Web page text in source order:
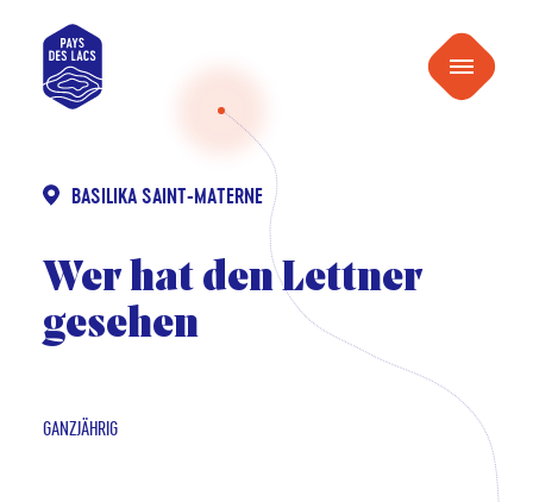
Pays
des
Menu
BASILIKA SAINT-MATERNE
Wer hat den Lettner
gesehen
GANZJÄHRIG